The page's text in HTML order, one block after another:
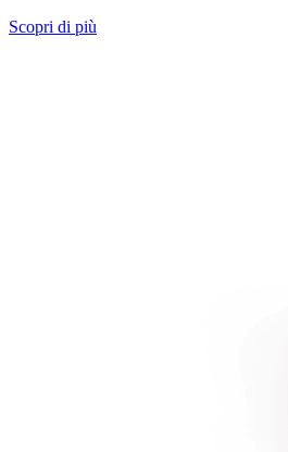
Scopri di più